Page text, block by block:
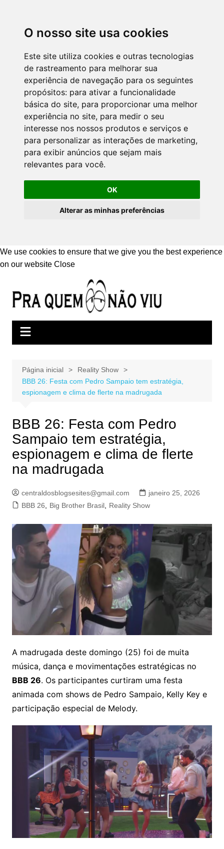
O nosso site usa cookies
Este site utiliza cookies e outras tecnologias
de rastreamento para melhorar sua
experiência de navegação para os seguintes
propósitos: para ativar a funcionalidade
básica do site, para proporcionar uma melhor
experiência no site, para medir o seu
interesse nos nossos produtos e serviços e
para personalizar as interações de marketing,
para exibir anúncios que sejam mais
relevantes para você.
OK
Alterar as minhas preferências
We use cookies to ensure that we give you the best experience
on our website Close
Página inicial
Reality Show
BBB 26: Festa com Pedro Sampaio tem estratégia,
espionagem e clima de flerte na madrugada
BBB 26: Festa com Pedro
Sampaio tem estratégia,
espionagem e clima de flerte
na madrugada
centraldosblogsesites@gmail.com
janeiro 25, 2026
BBB 26
Big Brother Brasil, Reality Show
A madrugada deste domingo (25) foi de muita
música, dança e movimentações estratégicas no
BBB 26. Os participantes curtiram uma festa
animada com shows de Pedro Sampaio, Kelly Key e
participação especial de Melody.